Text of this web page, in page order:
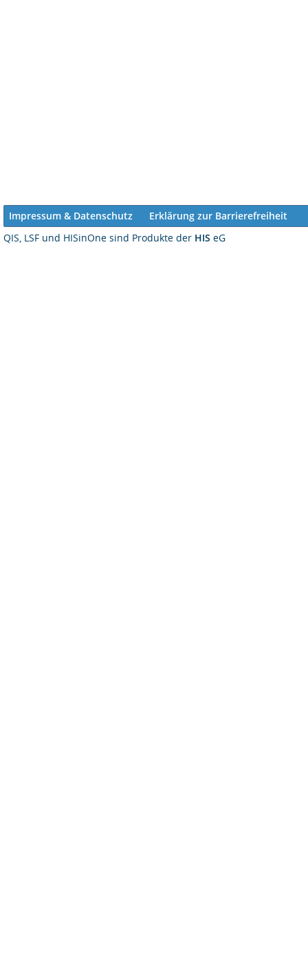
Impressum & Datenschutz
Erklärung zur Barrierefreiheit
QIS, LSF und HISinOne sind Produkte der HIS eG